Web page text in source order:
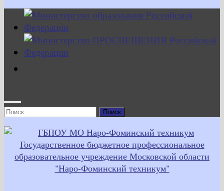
Найти: